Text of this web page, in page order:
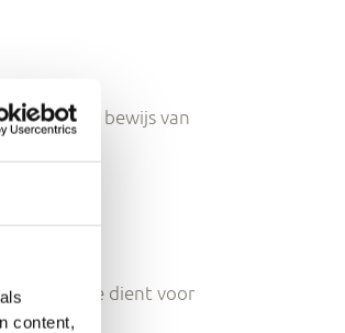
content,
als bewijs van
Deze dient voor